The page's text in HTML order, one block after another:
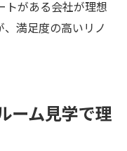
づくり事例紹介
新設備の特徴
阪府のモデルル
トがある会社が理想
満足度の高いリノ
ーム見学で理